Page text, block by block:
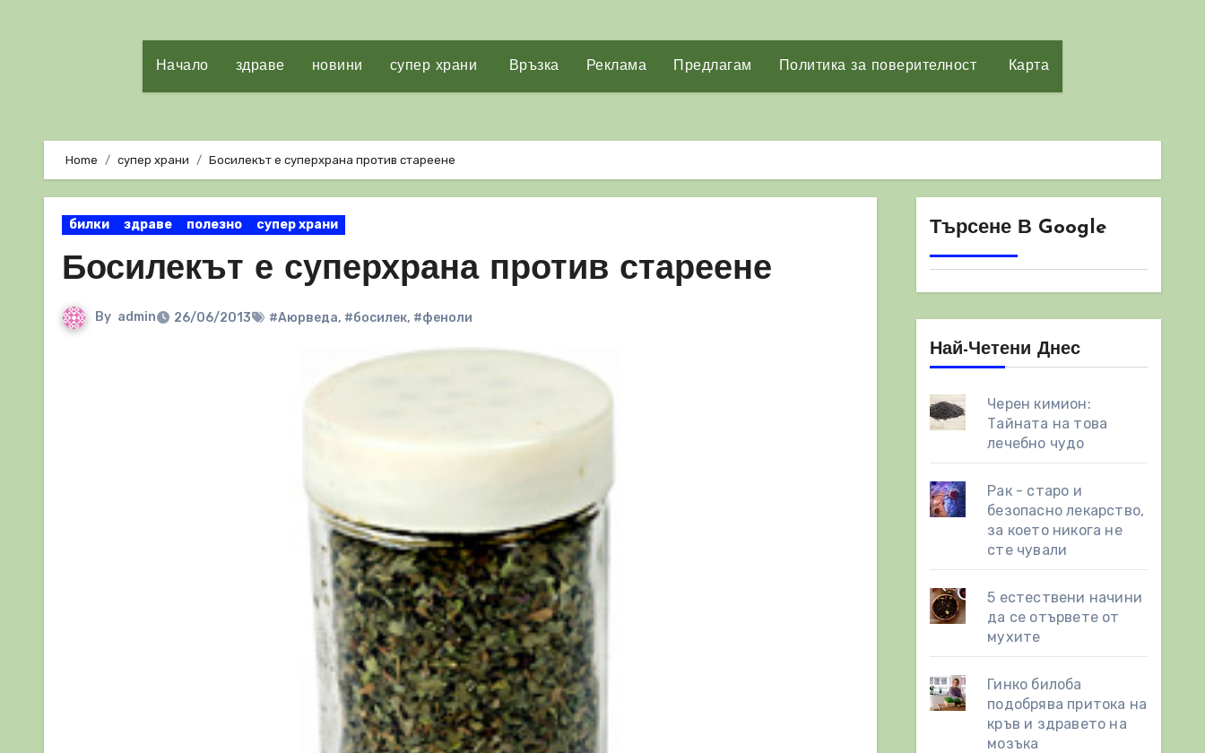
Начало здраве новини супер храни Връзка Реклама Предлагам Политика за поверителност Карта
Home супер храни Босилекът е суперхрана против стареене
билки здраве полезно супер храни
Босилекът е суперхрана против стареене
By admin 26/06/2013 #Аюрведа, #босилек, #феноли
Търсене В Google
Най-Четени Днес
Черен кимион:
Тайната на това
лечебно чудо
Рак - старо и
безопасно лекарство,
за което никога не
сте чували
5 естествени начини
да се отървете от
мухите
Гинко билоба
подобрява притока на
кръв и здравето на
мозъка